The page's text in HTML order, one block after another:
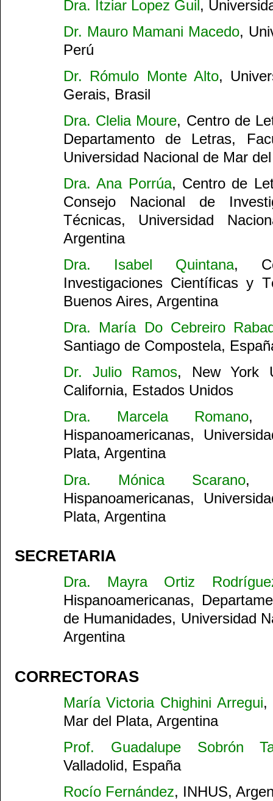
Dra. Itziar Lopez Guil ,
Dr. Mauro Mamani Macedo,
Perú
Dr. Rómulo Monte Alto,
Gerais, Brasil
Dra. Clelia Moure, Centro de
Departamento de Letras,
Universidad Nacional de Mar
Dra. Ana Porrúa, Centro de
Consejo Nacional de
Técnicas, Universidad
Argentina
Dra. Isabel Quintana,
Investigaciones Científicas y
Buenos Aires, Argentina
Dra. María Do Cebreiro
Santiago de Compostela,
Dr. Julio Ramos, New York
California, Estados Unidos
Dra. Marcela Romano,
Hispanoamericanas,
Plata, Argentina
Dra. Mónica Scarano,
Hispanoamericanas,
Plata, Argentina
SECRETARIA
Dra. Mayra Ortiz
Hispanoamericanas,
de Humanidades, Universidad
Argentina
CORRECTORAS
María Victoria Chighini Arregui,
Mar del Plata, Argentina
Prof. Guadalupe Sobrón
Valladolid, España
Rocío Fernández, INHUS,